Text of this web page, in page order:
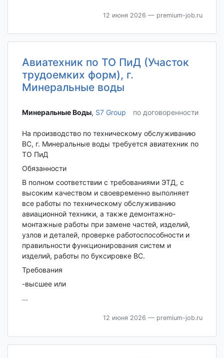
12 июня 2026 — premium-job.ru
Авиатехник по ТО ПиД (Участок
трудоемких форм), г.
Минеральные воды
Минеральные Воды‎, S7 Group по договоренности
На производство по техническому обслуживанию
ВС, г. Минеральные воды требуется авиатехник по
ТО ПиД
Обязанности
В полном соответствии с требованиями ЭТД, с
высоким качеством и своевременно выполняет
все работы по техническому обслуживанию
авиационной техники, а также демонтажно-
монтажные работы при замене частей, изделий,
узлов и деталей, проверке работоспособности и
правильности функционирования систем и
изделий, работы по буксировке ВС.
Требования
-высшее или
...
12 июня 2026 — premium-job.ru